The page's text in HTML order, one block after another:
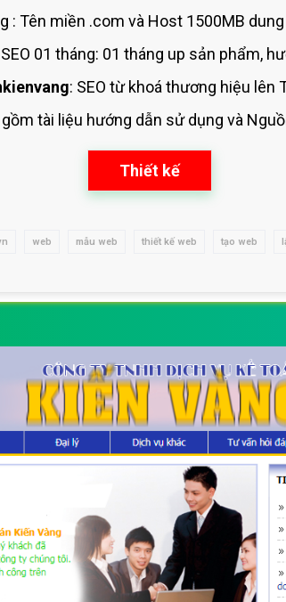
: Tên miền .com và Host 1500MB
01 tháng: 01 tháng up sản phẩm,
: SEO từ khoá thương hiệu lên
gồm tài liệu hướng dẫn sử dụng và
Thiết kế
web mẫu web thiết kế web tạo web